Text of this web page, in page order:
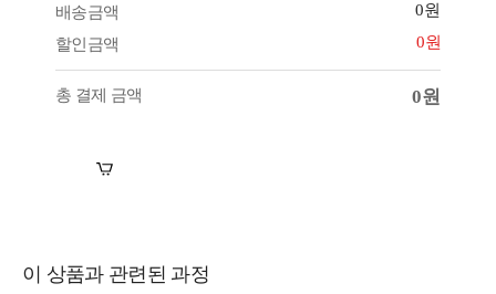
배송금액
0원
할인금액
0원
총 결제 금액 0원
이 상품과 관련된 과정